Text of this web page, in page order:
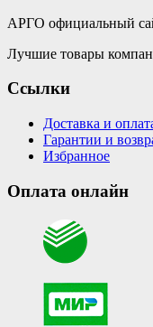
АРГО официальный
Лучшие товары
Ссылки
Доставка и
Гарантии и
Избранное
Оплата онлайн